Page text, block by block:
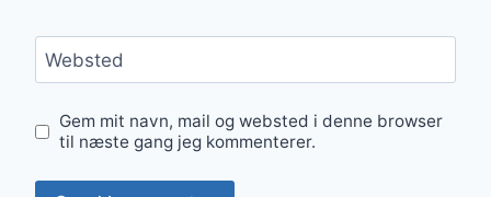
Websted
Gem mit navn, mail og websted i denne browser
til næste gang jeg kommenterer.